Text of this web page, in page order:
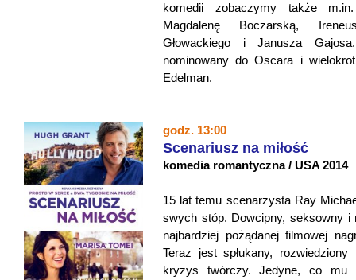
komedii zobaczymy także
Magdalenę Boczarską,
Głowackiego i Janusza
nominowany do Oscara i
Edelman.
godz. 13:00
Scenariusz na miłość
komedia romantyczna / USA 2014
15 lat temu scenarzysta Ray
swych stóp. Dowcipny, seksowny i
najbardziej pożądanej filmowej
Teraz jest spłukany,
kryzys twórczy. Jedyne, co mu